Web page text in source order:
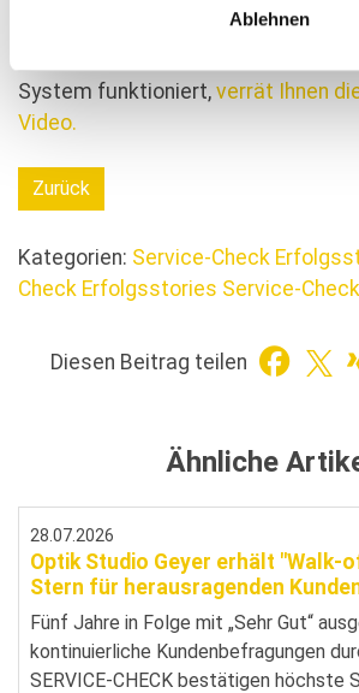
Ablehnen
den bestmöglichen Service bieten?
System funktioniert, verrät Ihnen
Video.
Zurück
Kategorien: Service-Check
Check Erfolgsstories Service-
Diesen Beitrag teilen
Ähnliche
28.07.2026
Optik Studio Geyer erhält "Walk-
Stern für herausragenden
Fünf Jahre in Folge mit „Sehr Gut“
kontinuierliche Kundenbefragungen
SERVICE-CHECK bestätigen höchste